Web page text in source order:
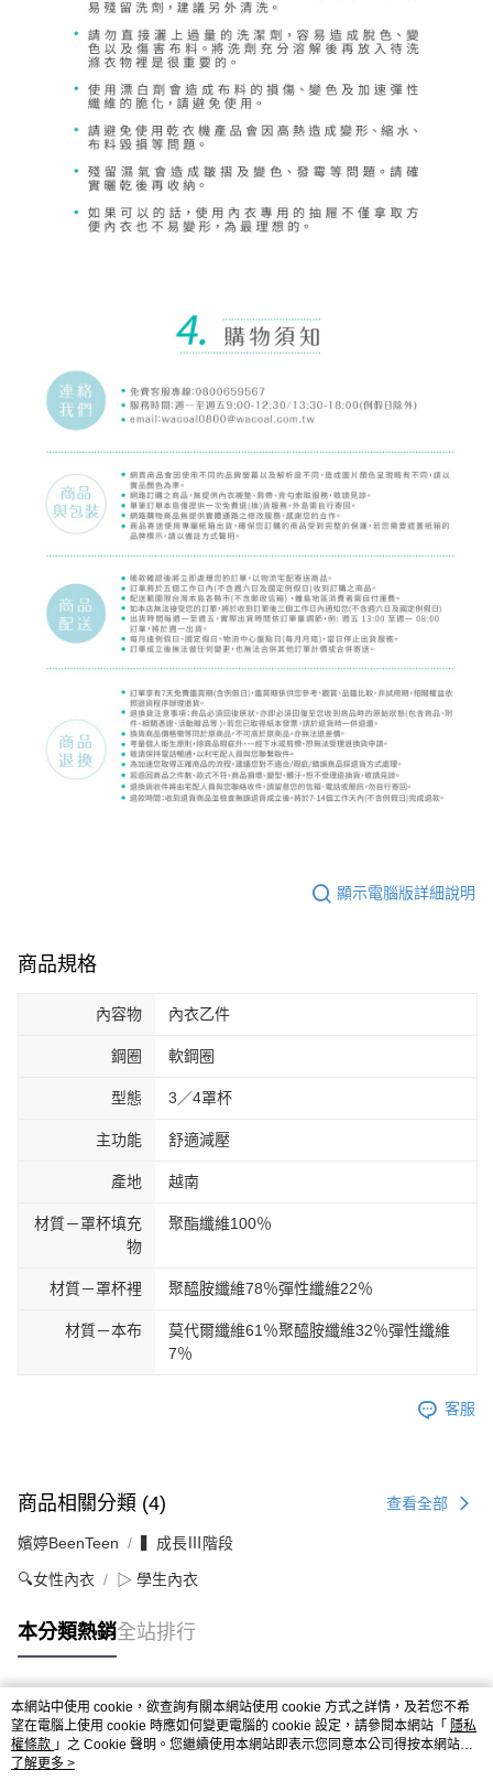
顯示電腦版詳細說明
商品規格
內容物 內衣乙件
鋼圈 軟鋼圈
型態 3／4罩杯
主功能 舒適減壓
產地 越南
材質－罩杯填充
物
聚酯纖維100％
材質－罩杯裡 聚醯胺纖維78％彈性纖維22％
材質－本布
莫代爾纖維61％聚醯胺纖維32％彈性纖維
7％
客服
商品相關分類 (4) 查看全部
嬪婷BeenTeen ▍成長Ⅲ階段
🔍女性內衣 ▷ 學生內衣
本分類熱銷全站排行
熱門標籤
本網站中使用 cookie，欲查詢有關本網站使用 cookie 方式之詳情，及若您不希
望在電腦上使用 cookie 時應如何變更電腦的 cookie 設定，請參閱本網站「 隱私
權條款 」之 Cookie 聲明。您繼續使用本網站即表示您同意本公司得按本網站使
用條款之 Cookie 聲明使用 cookie。
了解更多 >